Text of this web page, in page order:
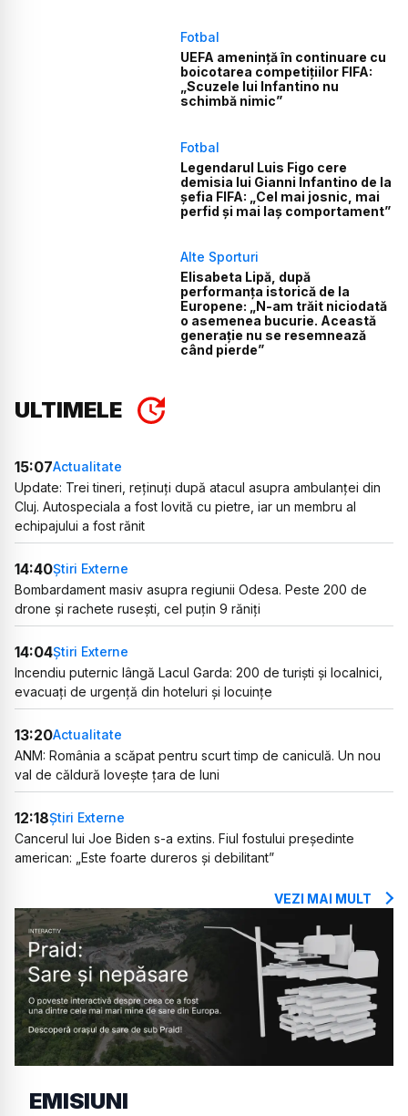
Fotbal
UEFA amenință în continuare cu
boicotarea competițiilor FIFA:
„Scuzele lui Infantino nu
schimbă nimic”
Fotbal
Legendarul Luis Figo cere
demisia lui Gianni Infantino de la
șefia FIFA: „Cel mai josnic, mai
perfid și mai laș comportament”
Alte Sporturi
Elisabeta Lipă, după
performanța istorică de la
Europene: „N-am trăit niciodată
o asemenea bucurie. Această
generație nu se resemnează
când pierde”
ULTIMELE
15:07Actualitate
Update: Trei tineri, reținuți după atacul asupra ambulanței din
Cluj. Autospeciala a fost lovită cu pietre, iar un membru al
echipajului a fost rănit
14:40Știri Externe
Bombardament masiv asupra regiunii Odesa. Peste 200 de
drone și rachete rusești, cel puțin 9 răniți
14:04Știri Externe
Incendiu puternic lângă Lacul Garda: 200 de turiști și localnici,
evacuați de urgență din hoteluri și locuințe
13:20Actualitate
ANM: România a scăpat pentru scurt timp de caniculă. Un nou
val de căldură lovește țara de luni
12:18Știri Externe
Cancerul lui Joe Biden s-a extins. Fiul fostului președinte
american: „Este foarte dureros și debilitant”
VEZI MAI MULT
EMISIUNI